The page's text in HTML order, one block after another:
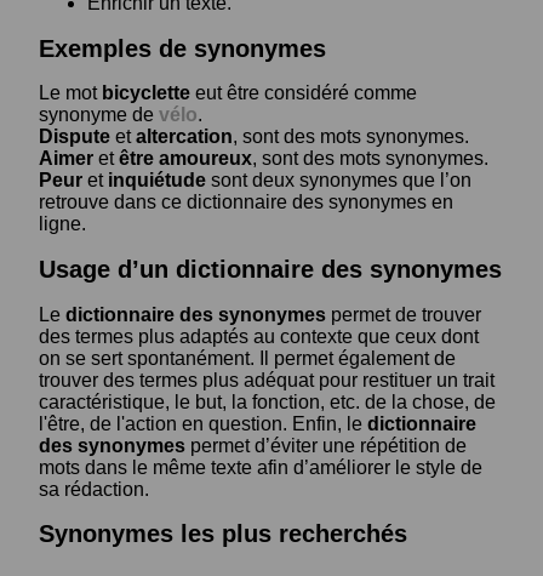
Exemples de synonymes
Le mot bicyclette eut être considéré comme
synonyme de vélo.
Dispute etaltercation, sont des mots synonymes.
Aimer etêtre amoureux, sont des mots synonymes.
Peur et inquiétude sont deux synonymes que l’on
retrouve dans ce dictionnaire des synonymes en
ligne.
Usage d’un dictionnaire des synonymes
Le dictionnaire des synonymes permet de trouver
des termes plus adaptés au contexte que ceux dont
on se sert spontanément. Il permet également de
trouver des termes plus adéquat pour restituer un trait
caractéristique, le but, la fonction, etc. de la chose, de
l'être, de l'action en question. Enfin, le dictionnaire
des synonymes permet d’éviter une répétition de
mots dans le même texte afin d’améliorer le style de
sa rédaction.
Synonymes les plus recherchés